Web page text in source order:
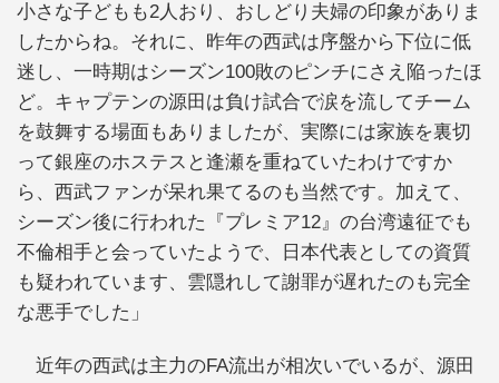
小さな子どもも2人おり、おしどり夫婦の印象がありま
したからね。それに、昨年の西武は序盤から下位に低
迷し、一時期はシーズン100敗のピンチにさえ陥ったほ
ど。キャプテンの源田は負け試合で涙を流してチーム
を鼓舞する場面もありましたが、実際には家族を裏切
って銀座のホステスと逢瀬を重ねていたわけですか
ら、西武ファンが呆れ果てるのも当然です。加えて、
シーズン後に行われた『プレミア12』の台湾遠征でも
不倫相手と会っていたようで、日本代表としての資質
も疑われています、雲隠れして謝罪が遅れたのも完全
な悪手でした」
近年の西武は主力のFA流出が相次いでいるが、源田